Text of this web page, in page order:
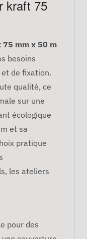
kraft 75
mm x 50 m
besoins
de fixation.
qualité, ce
sur une
écologique
et sa
pratique
les ateliers
pour des